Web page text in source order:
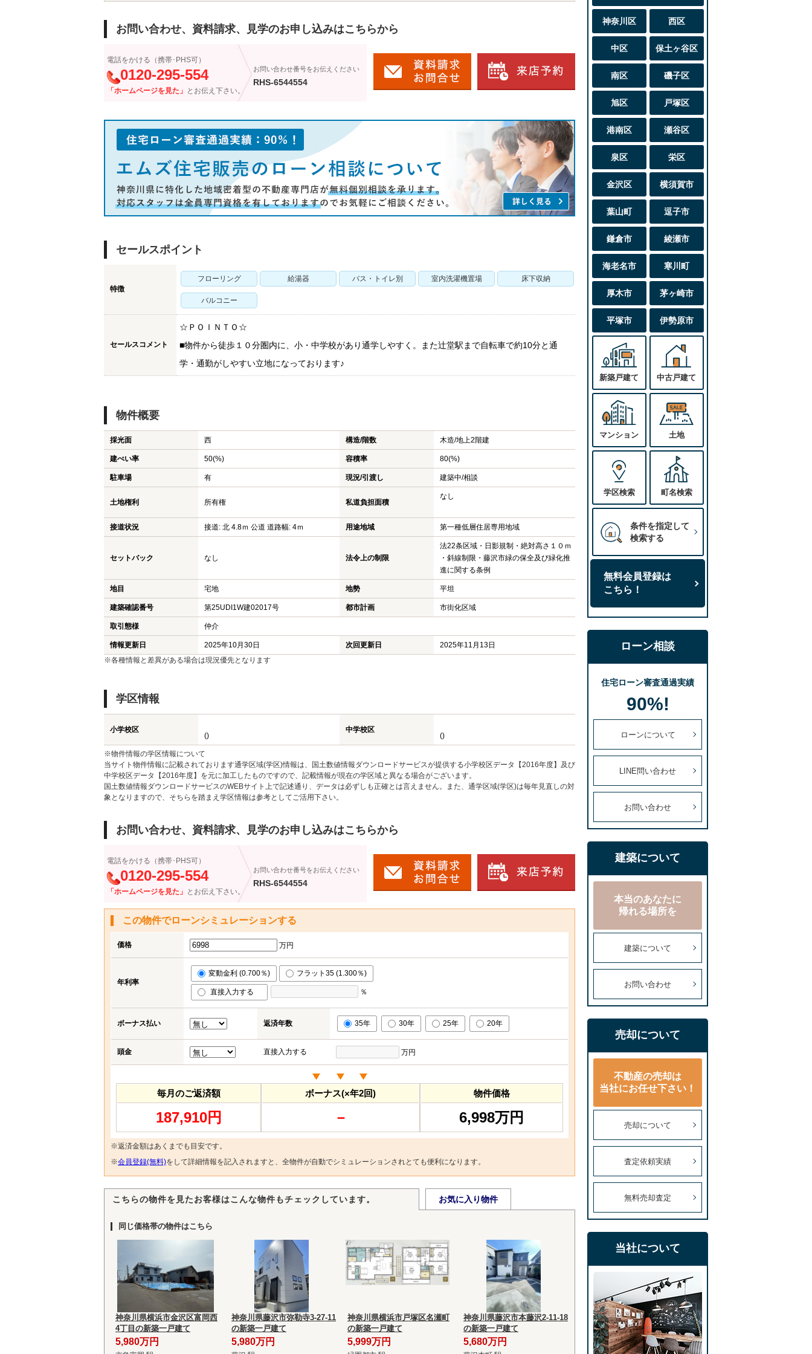
お問い合わせ、資料請求、見学のお申し込みはこちらから
電話をかける（携帯･PHS可）
0120-295-554
「ホームページを見た」 とお伝え下さい。
お問い合わせ番号をお伝えください
RHS-6544554
セールスポイント
特徴
フローリング 給湯器 バス・トイレ別 室内洗濯機置場 床下収納
バルコニー
セールスコメント
☆ＰＯＩＮＴＯ☆
■物件から徒歩１０分圏内に、小・中学校があり通学しやすく。また辻堂駅まで自転車で約10分と通
学・通勤がしやすい立地になっております♪
物件概要
採光面 西 構造/階数 木造/地上2階建
建ぺい率 50(%) 容積率 80(%)
駐車場 有 現況/引渡し 建築中/相談
土地権利 所有権 私道負担面積
なし
接道状況 接道: 北 4.8ｍ 公道 道路幅: 4ｍ 用途地域 第一種低層住居専用地域
セットバック なし 法令上の制限
法22条区域・日影規制・絶対高さ１０ｍ
・斜線制限・藤沢市緑の保全及び緑化推
進に関する条例
地目 宅地 地勢 平坦
建築確認番号 第25UDI1W建02017号 都市計画 市街化区域
取引態様 仲介
情報更新日 2025年10月30日 次回更新日
2025年11月13日
※各種情報と差異がある場合は現況優先となります
学区情報
小学校区
()
中学校区
()
※物件情報の学区情報について
当サイト物件情報に記載されております通学区域(学区)情報は、国土数値情報ダウンロードサービスが提供する小学校区データ【2016年度】及び
中学校区データ【2016年度】を元に加工したものですので、記載情報が現在の学区域と異なる場合がございます。
国土数値情報ダウンロードサービスのWEBサイト上で記述通り、データは必ずしも正確とは言えません。また、通学区域(学区)は毎年見直しの対
象となりますので、そちらを踏まえ学区情報は参考としてご活用下さい。
お問い合わせ、資料請求、見学のお申し込みはこちらから
電話をかける（携帯･PHS可）
0120-295-554
「ホームページを見た」 とお伝え下さい。
お問い合わせ番号をお伝えください
RHS-6544554
この物件でローンシミュレーションする
価格 万円
年利率
変動金利 (0.700％) フラット35 (1.300％)
直接入力する ％
ボーナス払い 返済年数 35年 30年 25年 20年
頭金 直接入力する 万円
毎月のご返済額
187,910円
ボーナス(×年2回)
－
物件価格
6,998万円
※返済金額はあくまでも目安です。
※会員登録(無料)をして詳細情報を記入されますと、全物件が自動でシミュレーションされとても便利になります。
こちらの物件を見たお客様はこんな物件もチェックしています。 お気に入り物件
同じ価格帯の物件はこちら
神奈川県横浜市金沢区富岡西
4丁目の新築一戸建て
5,980万円
神奈川県藤沢市弥勒寺3-27-11
の新築一戸建て
5,980万円
神奈川県横浜市戸塚区名瀬町
の新築一戸建て
5,999万円
神奈川県藤沢市本藤沢2-11-18
の新築一戸建て
5,680万円
神奈川区 西区
中区 保土ヶ谷区
南区 磯子区
旭区 戸塚区
港南区 瀬谷区
泉区 栄区
金沢区 横須賀市
葉山町 逗子市
鎌倉市 綾瀬市
海老名市 寒川町
厚木市 茅ヶ崎市
平塚市 伊勢原市
新築戸建て 中古戸建て
マンション 土地
学区検索 町名検索
条件を指定して
検索する
無料会員登録は
こちら！
ローン相談
住宅ローン審査通過実績
90%!
ローンについて
LINE問い合わせ
お問い合わせ
建築について
本当のあなたに
帰れる場所を
建築について
お問い合わせ
売却について
不動産の売却は
当社にお任せ下さい！
売却について
査定依頼実績
無料売却査定
当社について